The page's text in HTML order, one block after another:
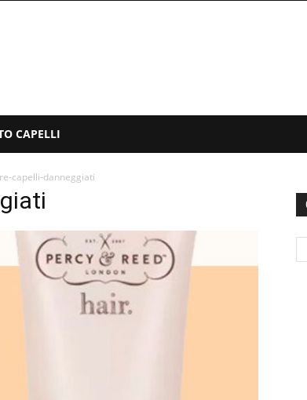
CAPELLI
capelli-danneggiati